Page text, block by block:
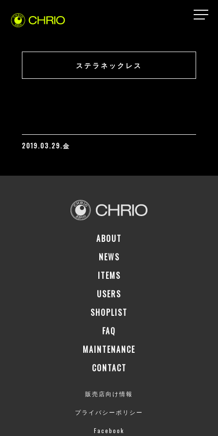
ステラネックレス
2019.03.29.金
ABOUT
NEWS
ITEMS
USERS
SHOPLIST
FAQ
MAINTENANCE
CONTACT
販売店向け情報
プライバシーポリシー
Facebook